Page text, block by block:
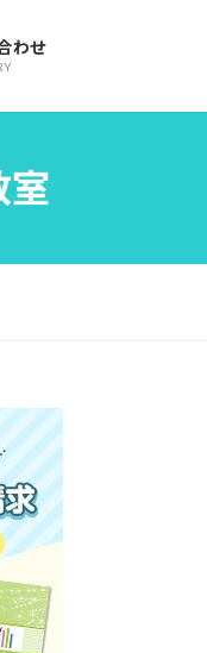
わせ
室